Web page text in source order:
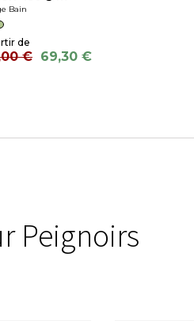
Bain
€ 69,30 €
Peignoirs